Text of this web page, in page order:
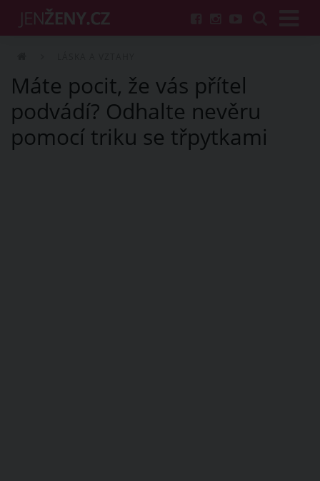
Máte pocit, že vás přítel
podvádí? Odhalte nevěru
pomocí triku se třpytkami